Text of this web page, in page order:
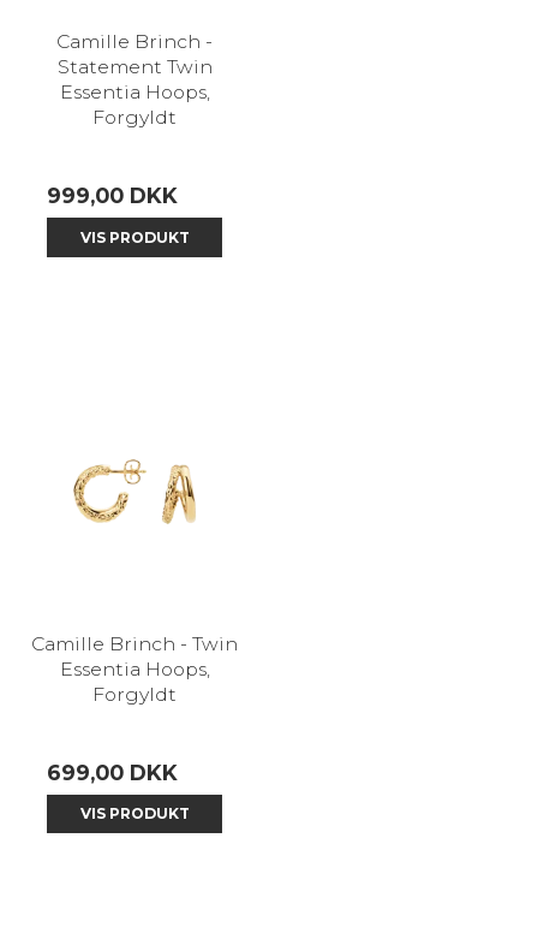
Camille Brinch -
Statement Twin
Essentia Hoops,
Forgyldt
999,00 DKK
VIS PRODUKT
Camille Brinch - Twin
Essentia Hoops,
Forgyldt
699,00 DKK
VIS PRODUKT